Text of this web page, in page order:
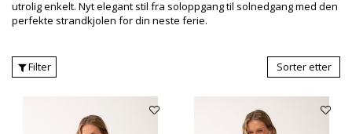
utrolig enkelt. Nyt elegant stil fra soloppgang til solnedgang med den
perfekte strandkjolen for din neste ferie.
Filter Sorter etter